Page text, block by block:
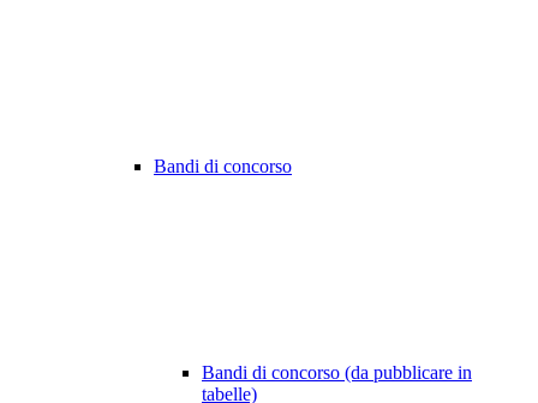
Bandi di concorso
Bandi di concorso (da pubblicare in
tabelle)